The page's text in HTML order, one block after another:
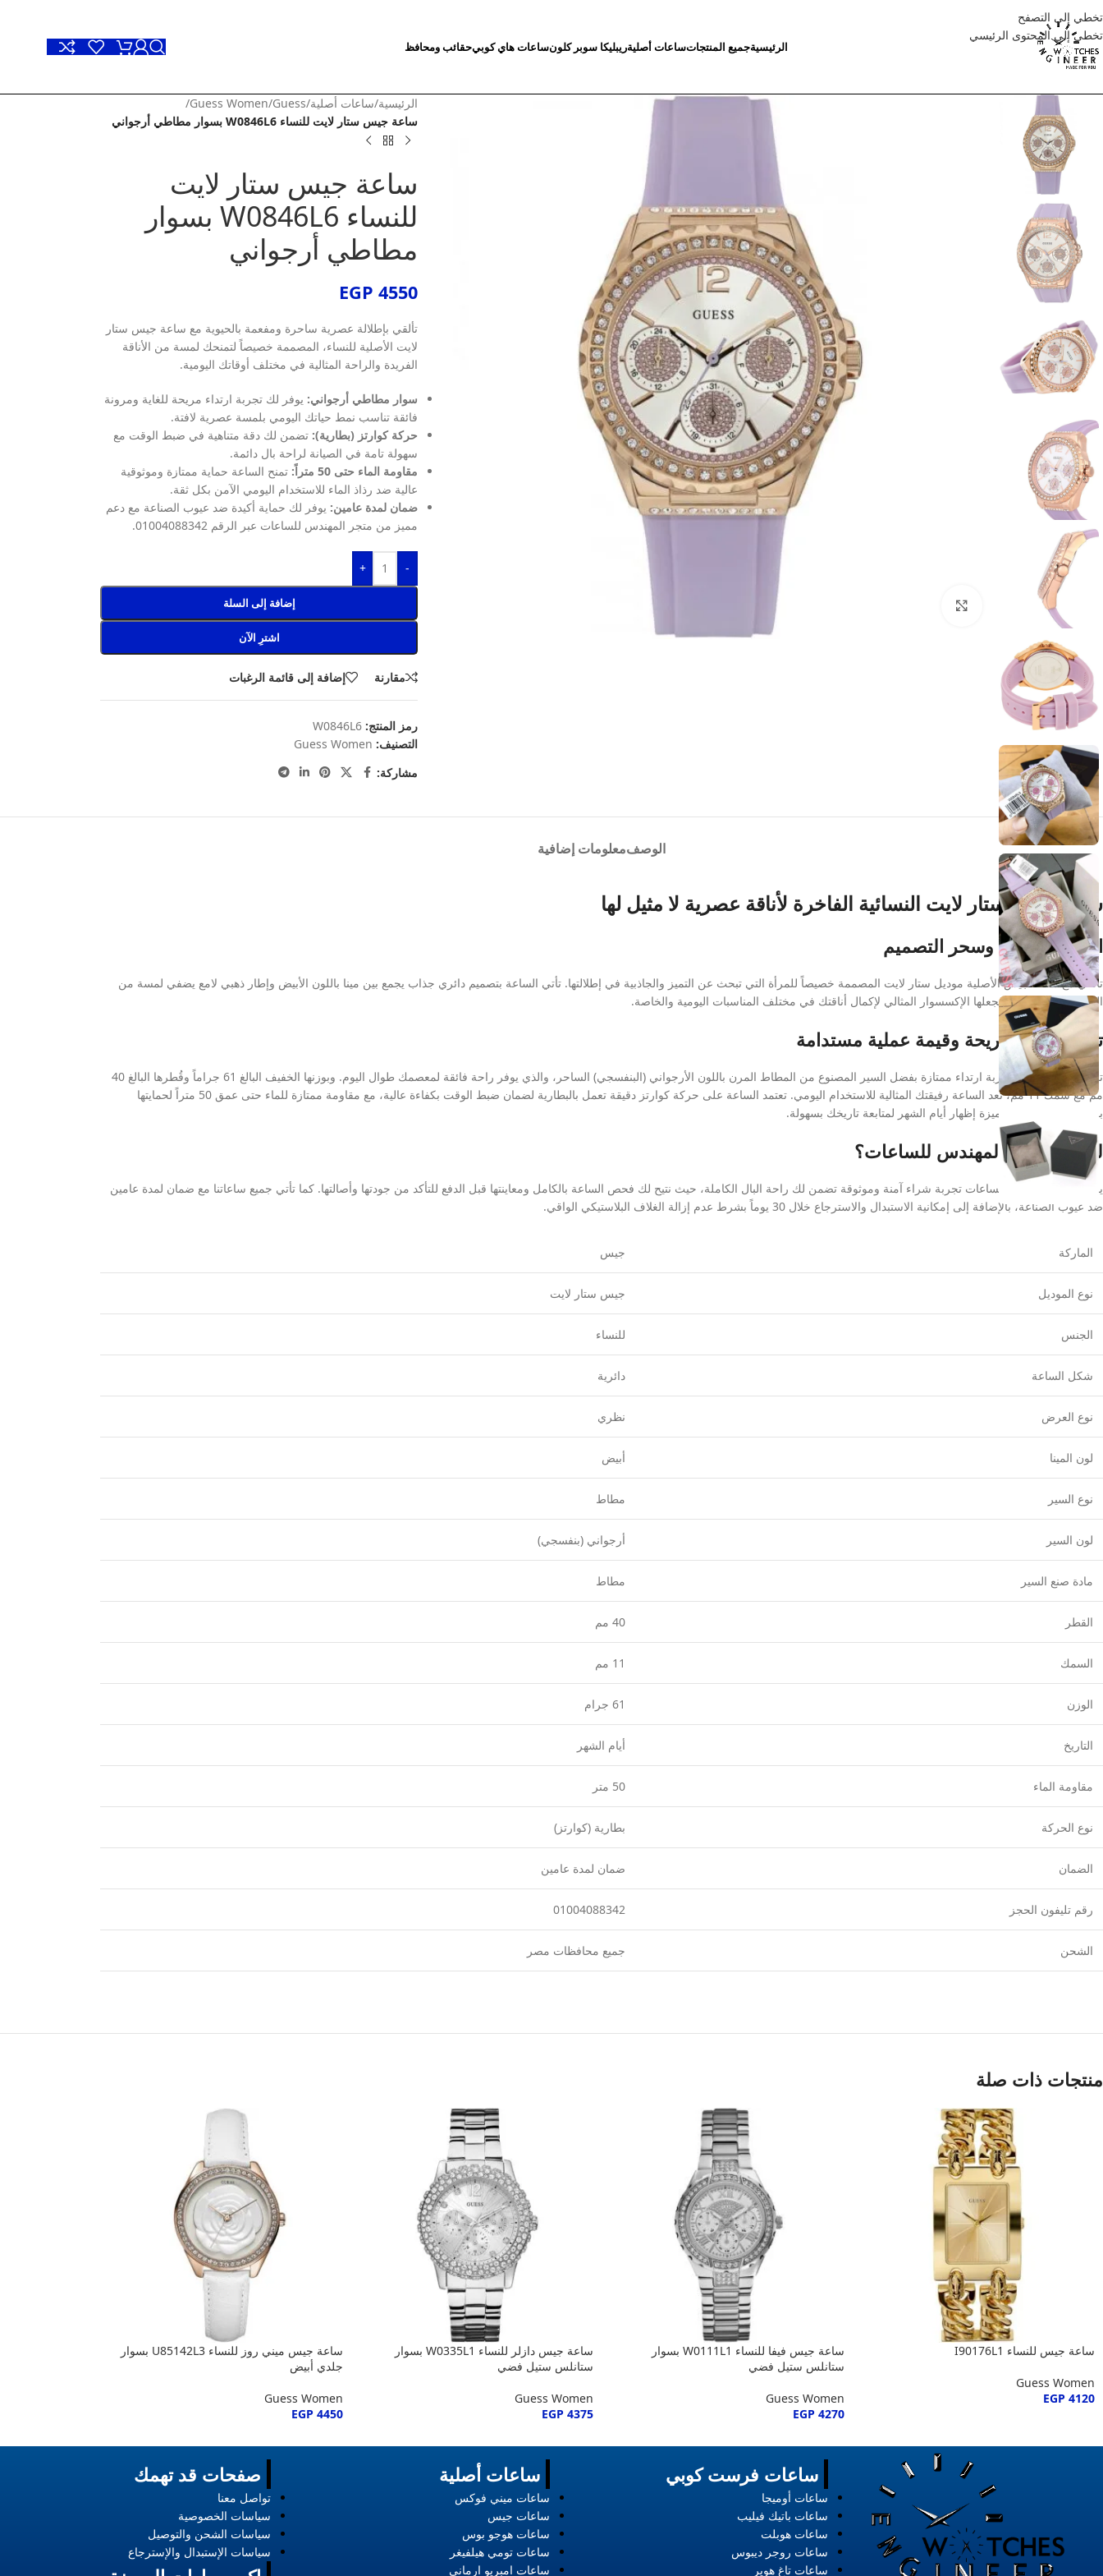
تخطي إلى التصفح
تخطي إلى المحتوى الرئيسي
الرئيسيةجميع المنتجاتساعات أصليةريبليكا سوبر كلونساعات هاي كوبيحقائب ومحافظ
الرئيسية/ساعات أصلية/
Guess
/
Guess Women
/
ساعة جيس ستار لايت للنساء W0846L6 بسوار مطاطي أرجواني
ساعة جيس ستار لايت
للنساء W0846L6 بسوار
مطاطي أرجواني
EGP 4550
تألقي بإطلالة عصرية ساحرة ومفعمة بالحيوية مع ساعة جيس ستار
لايت الأصلية للنساء، المصممة خصيصاً لتمنحك لمسة من الأناقة
الفريدة والراحة المثالية في مختلف أوقاتك اليومية.
سوار مطاطي أرجواني: يوفر لك تجربة ارتداء مريحة للغاية ومرونة
فائقة تناسب نمط حياتك اليومي بلمسة عصرية لافتة.
حركة كوارتز (بطارية): تضمن لك دقة متناهية في ضبط الوقت مع
سهولة تامة في الصيانة لراحة بال دائمة.
مقاومة الماء حتى 50 متراً:
تمنح الساعة حماية ممتازة وموثوقية
عالية ضد رذاذ الماء للاستخدام اليومي الآمن بكل ثقة.
ضمان لمدة عامين: يوفر لك حماية أكيدة ضد عيوب الصناعة مع دعم
مميز من متجر المهندس للساعات عبر الرقم 01004088342.
-
+
إضافة إلى السلة
اشترِ الآن
مقارنة إضافة إلى قائمة الرغبات
رمز المنتج: W0846L6
التصنيف: Guess Women
مشاركة:
الوصفمعلومات إضافية
ساعة جيس ستار لايت النسائية الفاخرة لأناقة عصرية لا مثيل لها
الأناقة الفريدة وسحر التصميم
تألقي مع ساعة جيس الأصلية موديل ستار لايت المصممة خصيصاً للمرأة التي تبحث عن التميز والجاذبية في إطلالتها. تأتي الساعة بتصميم دائري جذاب يجمع بين مينا باللون الأبيض وإطار ذهبي لامع يضفي لمسة من
الفخامة والترف، مما يجعلها الإكسسوار المثالي لإكمال أناقتك في مختلف المناسبات اليومية والخاصة.
تجربة ارتداء مريحة وقيمة عملية مستدامة
تمنحك هذه الساعة تجربة ارتداء ممتازة بفضل السير المصنوع من المطاط المرن باللون الأرجواني (البنفسجي) الساحر، والذي يوفر راحة فائقة لمعصمك طوال اليوم. وبوزنها الخفيف البالغ 61 جراماً وقُطرها البالغ 40
مم مع سُمك 11 مم، تعد الساعة رفيقتك المثالية للاستخدام اليومي. تعتمد الساعة على حركة كوارتز دقيقة تعمل بالبطارية لضمان ضبط الوقت بكفاءة عالية، مع مقاومة ممتازة للماء حتى عمق 50 متراً لحمايتها
بفاعلية، بالإضافة إلى ميزة إظهار أيام الشهر لمتابعة تاريخك بسهولة.
لماذا تثق في المهندس للساعات؟
يقدم متجر المهندس للساعات تجربة شراء آمنة وموثوقة تضمن لك راحة البال الكاملة، حيث نتيح لك فحص الساعة بالكامل ومعاينتها قبل الدفع للتأكد من جودتها وأصالتها. كما تأتي جميع ساعاتنا مع ضمان لمدة عامين
ضد عيوب الصناعة، بالإضافة إلى إمكانية الاستبدال والاسترجاع خلال 30 يوماً بشرط عدم إزالة الغلاف البلاستيكي الواقي.
الماركة جيس
نوع الموديل جيس ستار لايت
الجنس للنساء
شكل الساعة دائرية
نوع العرض نظري
لون المينا أبيض
نوع السير مطاط
لون السير أرجواني (بنفسجي)
مادة صنع السير مطاط
القطر 40 مم
السمك 11 مم
الوزن 61 جرام
التاريخ أيام الشهر
مقاومة الماء 50 متر
نوع الحركة بطارية (كوارتز)
الضمان ضمان لمدة عامين
رقم تليفون الحجز 01004088342
الشحن جميع محافظات مصر
منتجات ذات صلة
ساعة جيس للنساء I90176L1
Guess Women
EGP 4120
ساعة جيس فيفا للنساء W0111L1 بسوار
ستانلس ستيل فضي
Guess Women
EGP 4270
ساعة جيس دازلر للنساء W0335L1 بسوار
ستانلس ستيل فضي
Guess Women
EGP 4375
ساعة جيس ميني روز للنساء U85142L3 بسوار
جلدي أبيض
Guess Women
EGP 4450
صفحات قد تهمك
تواصل معنا
سياسات الخصوصية
سياسات الشحن والتوصيل
سياسات الإستبدال والإسترجاع
ساعات أصلية
ساعات ميني فوكس
ساعات جيس
ساعات هوجو بوس
ساعات تومي هيلفيغر
ساعات امبريو ارماني
ساعات فرست كوبي
ساعات أوميجا
ساعات باتيك فيليب
ساعات هوبلت
ساعات روجر ديبوس
ساعات تاغ هوير